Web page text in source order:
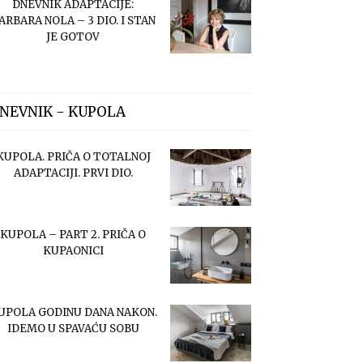
DNEVNIK ADAPTACIJE:
NOLA – 3 DIO. I STAN
JE GOTOV
- KUPOLA
PRIČA O TOTALNOJ
ADAPTACIJI. PRVI DIO.
KUPOLA – PART 2. PRIČA O
KUPAONICI
GODINU DANA NAKON.
IDEMO U SPAVAĆU SOBU